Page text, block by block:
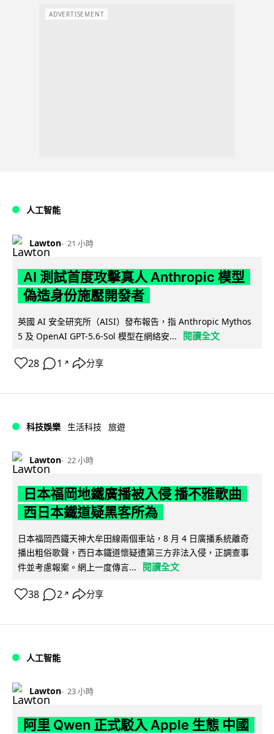
ADVERTISEMENT
人工智能
Lawton 21 小時
AI 測試首度攻擊真人 Anthropic 模型
偽造身份施壓開發者
英國 AI 安全研究所（AISI）發布報告，指 Anthropic Mythos
5 及 OpenAI GPT-5.6-Sol 模型在網絡安...
閱讀全文
28 1 ↗ 分享
科技娛樂 生活科技 旅遊
Lawton 22 小時
日本福岡地鐵廣播被入侵 播不雅歌曲
西日本鐵道疑黑客所為
日本福岡西鐵天神大牟田線兩個車站，8 月 4 日廣播系統離奇
播出粗俗歌聲，西日本鐵道懷疑遭第三方非法入侵，正調查事
件並考慮報案。網上一度傳言...
閱讀全文
38 2 ↗ 分享
人工智能
Lawton 23 小時
阿里 Qwen 正式駁入 Apple 生態 中國